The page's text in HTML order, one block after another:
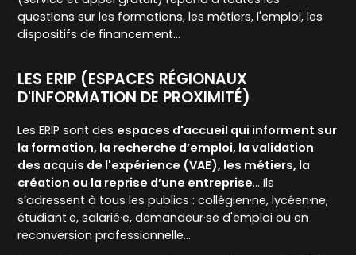
questions sur les formations, les métiers, l'emploi, les
dispositifs de financement...
LES ERIP (ESPACES RÉGIONAUX
D'INFORMATION DE PROXIMITÉ)
Les ERIP sont des espaces d'accueil qui informent sur
la formation, la recherche d’emploi, la validation
des acquis de l'expérience (VAE), les métiers, la
création ou la reprise d’une entreprise… Ils
s’adressent à tous les publics : collégien·ne, lycéen·ne,
étudiant·e, salarié·e, demandeur·se d'emploi ou en
reconversion professionnelle…